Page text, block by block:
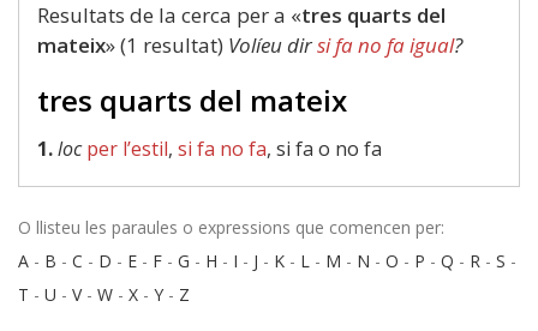
Resultats de la cerca per a «tres quarts del
mateix» (1 resultat) Volíeu dirsi fa no fa igual?
tres quarts del mateix
1.loc per l’estil, si fa no fa, si fa o no fa
O llisteu les paraules o expressions que comencen per:
A - B - C - D - E - F - G - H - I - J - K - L - M - N - O - P - Q - R - S -
T - U - V- W - X - Y - Z